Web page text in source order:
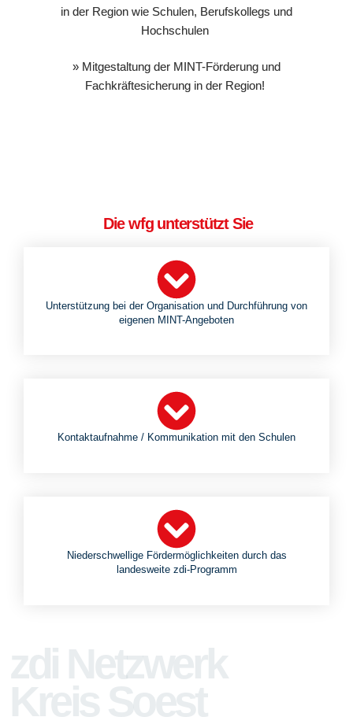
in der Region wie Schulen, Berufskollegs und
Hochschulen
» Mitgestaltung der MINT-Förderung und
Fachkräftesicherung in der Region!
Die wfg unterstützt Sie
Unterstützung bei der Organisation und Durchführung von
eigenen MINT-Angeboten
Kontaktaufnahme / Kommunikation mit den Schulen
Niederschwellige Fördermöglichkeiten durch das
landesweite zdi-Programm
zdi Netzwerk
Kreis Soest